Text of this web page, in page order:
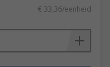
€ 33,36/eenheid